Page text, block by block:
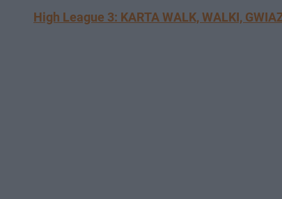
High League 3: KARTA WALK, WALKI,